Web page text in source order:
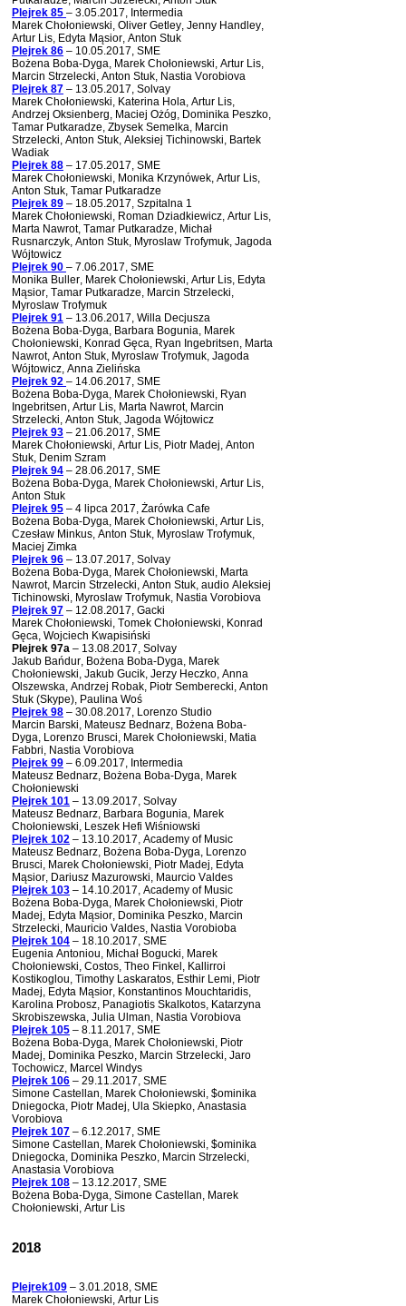
Plejrek 85 – 3.05.2017, Intermedia
Marek Chołoniewski, Oliver Getley, Jenny Handley,
Artur Lis, Edyta Mąsior, Anton Stuk
Plejrek 86 – 10.05.2017, SME
Bożena Boba-Dyga, Marek Chołoniewski, Artur Lis,
Marcin Strzelecki, Anton Stuk, Nastia Vorobiova
Plejrek 87 – 13.05.2017, Solvay
Marek Chołoniewski, Katerina Hola, Artur Lis,
Andrzej Oksienberg, Maciej Ożóg, Dominika Peszko,
Tamar Putkaradze, Zbysek Semelka, Marcin
Strzelecki, Anton Stuk, Aleksiej Tichinowski, Bartek
Wadiak
Plejrek 88 – 17.05.2017, SME
Marek Chołoniewski, Monika Krzynówek, Artur Lis,
Anton Stuk, Tamar Putkaradze
Plejrek 89 – 18.05.2017, Szpitalna 1
Marek Chołoniewski, Roman Dziadkiewicz, Artur Lis,
Marta Nawrot, Tamar Putkaradze, Michał
Rusnarczyk, Anton Stuk, Myroslaw Trofymuk, Jagoda
Wójtowicz
Plejrek 90 – 7.06.2017, SME
Monika Buller, Marek Chołoniewski, Artur Lis, Edyta
Mąsior, Tamar Putkaradze, Marcin Strzelecki,
Myroslaw Trofymuk
Plejrek 91 – 13.06.2017, Willa Decjusza
Bożena Boba-Dyga, Barbara Bogunia, Marek
Chołoniewski, Konrad Gęca, Ryan Ingebritsen, Marta
Nawrot, Anton Stuk, Myroslaw Trofymuk, Jagoda
Wójtowicz, Anna Zielińska
Plejrek 92 – 14.06.2017, SME
Bożena Boba-Dyga, Marek Chołoniewski, Ryan
Ingebritsen, Artur Lis, Marta Nawrot, Marcin
Strzelecki, Anton Stuk, Jagoda Wójtowicz
Plejrek 93 – 21.06.2017, SME
Marek Chołoniewski, Artur Lis, Piotr Madej, Anton
Stuk, Denim Szram
Plejrek 94 – 28.06.2017, SME
Bożena Boba-Dyga, Marek Chołoniewski, Artur Lis,
Anton Stuk
Plejrek 95 – 4 lipca 2017, Żarówka Cafe
Bożena Boba-Dyga, Marek Chołoniewski, Artur Lis,
Czesław Minkus, Anton Stuk, Myroslaw Trofymuk,
Maciej Zimka
Plejrek 96 – 13.07.2017, Solvay
Bożena Boba-Dyga, Marek Chołoniewski, Marta
Nawrot, Marcin Strzelecki, Anton Stuk, audio Aleksiej
Tichinowski, Myroslaw Trofymuk, Nastia Vorobiova
Plejrek 97 – 12.08.2017, Gacki
Marek Chołoniewski, Tomek Chołoniewski, Konrad
Gęca, Wojciech Kwapisiński
Plejrek 97a – 13.08.2017, Solvay
Jakub Bańdur, Bożena Boba-Dyga, Marek
Chołoniewski, Jakub Gucik, Jerzy Heczko, Anna
Olszewska, Andrzej Robak, Piotr Semberecki, Anton
Stuk (Skype), Paulina Woś
Plejrek 98 – 30.08.2017, Lorenzo Studio
Marcin Barski, Mateusz Bednarz, Bożena Boba-
Dyga, Lorenzo Brusci, Marek Chołoniewski, Matia
Fabbri, Nastia Vorobiova
Plejrek 99 – 6.09.2017, Intermedia
Mateusz Bednarz, Bożena Boba-Dyga, Marek
Chołoniewski
Plejrek 101 – 13.09.2017, Solvay
Mateusz Bednarz, Barbara Bogunia, Marek
Chołoniewski, Leszek Hefi Wiśniowski
Plejrek 102 – 13.10.2017, Academy of Music
Mateusz Bednarz, Bożena Boba-Dyga, Lorenzo
Brusci, Marek Chołoniewski, Piotr Madej, Edyta
Mąsior, Dariusz Mazurowski, Maurcio Valdes
Plejrek 103 – 14.10.2017, Academy of Music
Bożena Boba-Dyga, Marek Chołoniewski, Piotr
Madej, Edyta Mąsior, Dominika Peszko, Marcin
Strzelecki, Mauricio Valdes, Nastia Vorobioba
Plejrek 104 – 18.10.2017, SME
Eugenia Antoniou, Michał Bogucki, Marek
Chołoniewski, Costos, Theo Finkel, Kallirroi
Kostikoglou, Timothy Laskaratos, Esthir Lemi, Piotr
Madej, Edyta Mąsior, Konstantinos Mouchtaridis,
Karolina Probosz, Panagiotis Skalkotos, Katarzyna
Skrobiszewska, Julia Ulman, Nastia Vorobiova
Plejrek 105 – 8.11.2017, SME
Bożena Boba-Dyga, Marek Chołoniewski, Piotr
Madej, Dominika Peszko, Marcin Strzelecki, Jaro
Tochowicz, Marcel Windys
Plejrek 106 – 29.11.2017, SME
Simone Castellan, Marek Chołoniewski, $ominika
Dniegocka, Piotr Madej, Ula Skiepko, Anastasia
Vorobiova
Plejrek 107 – 6.12.2017, SME
Simone Castellan, Marek Chołoniewski, $ominika
Dniegocka, Dominika Peszko, Marcin Strzelecki,
Anastasia Vorobiova
Plejrek 108 – 13.12.2017, SME
Bożena Boba-Dyga, Simone Castellan, Marek
Chołoniewski, Artur Lis
2018
Plejrek109 – 3.01.2018, SME
Marek Chołoniewski, Artur Lis